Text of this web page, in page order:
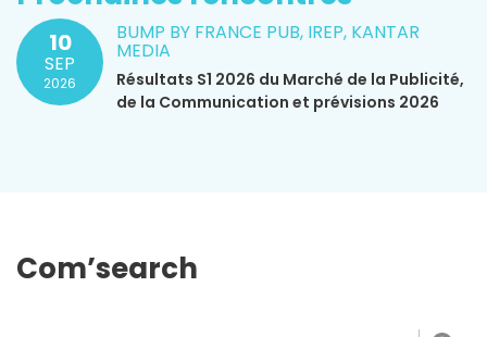
10
SEP
2026
BUMP BY FRANCE PUB, IREP, KANTAR
MEDIA
Résultats S1 2026 du Marché de la Publicité,
de la Communication et prévisions 2026
Com’search